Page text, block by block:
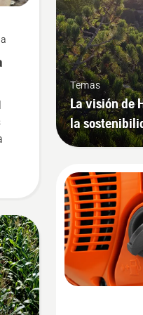
Temas
La visión de
la